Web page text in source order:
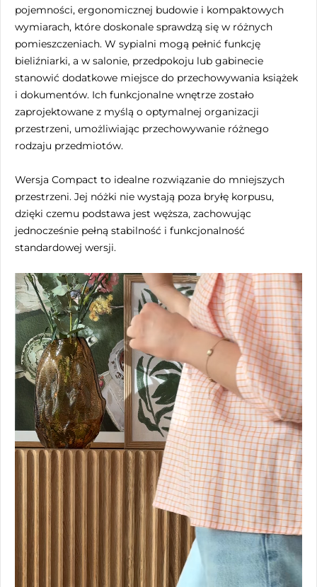
pojemności, ergonomicznej budowie i kompaktowych
wymiarach, które doskonale sprawdzą się w różnych
pomieszczeniach. W sypialni mogą pełnić funkcję
bieliźniarki, a w salonie, przedpokoju lub gabinecie
stanowić dodatkowe miejsce do przechowywania książek
i dokumentów. Ich funkcjonalne wnętrze zostało
zaprojektowane z myślą o optymalnej organizacji
przestrzeni, umożliwiając przechowywanie różnego
rodzaju przedmiotów.
Wersja Compact to idealne rozwiązanie do mniejszych
przestrzeni. Jej nóżki nie wystają poza bryłę korpusu,
dzięki czemu podstawa jest węższa, zachowując
jednocześnie pełną stabilność i funkcjonalność
standardowej wersji.